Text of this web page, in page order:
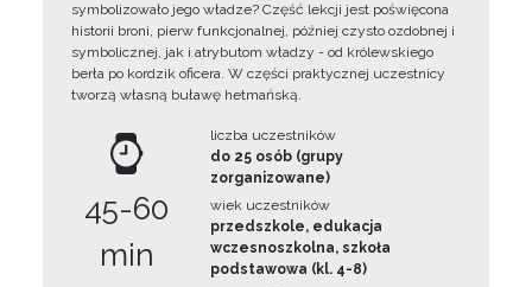
symbolizowało jego władze? Część lekcji jest poświęcona
historii broni, pierw funkcjonalnej, później czysto ozdobnej i
symbolicznej, jak i atrybutom władzy - od królewskiego
berła po kordzik oficera. W części praktycznej uczestnicy
tworzą własną buławę hetmańską.
45-60
min
liczba uczestników
do 25 osób (grupy
zorganizowane)
wiek uczestników
przedszkole, edukacja
wczesnoszkolna, szkoła
podstawowa (kl. 4-8)